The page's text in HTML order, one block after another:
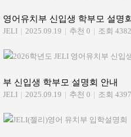
영어유치부 신입생 학부모 설명
JELI | 2025.09.19 | 추천 0 | 조회
부 신입생 학부모 설명회 안내
JELI | 2025.09.19 | 추천 0 | 조회